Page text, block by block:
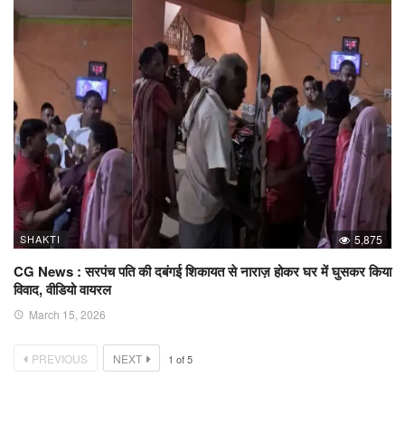
SHAKTI 5,875
CG News : सरपंच पति की दबंगई शिकायत से नाराज़ होकर घर में घुसकर किया
विवाद, वीडियो वायरल
March 15, 2026
PREVIOUS NEXT 1 of5